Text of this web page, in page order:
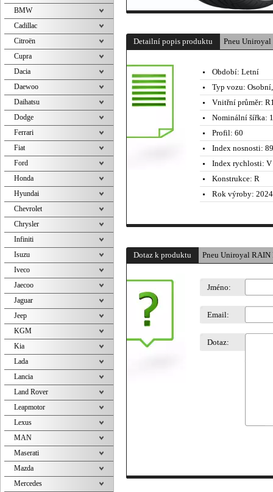
Detailní popis produktu Pneu
Období: Letní
Typ vozu:
Vnitřní průměr:
Nominální šířka:
Profil: 60
Index nosnosti:
Index rychlosti: V
Konstrukce: R
Rok výroby:
Dotaz k produktu Pneu Uniroyal
Jméno:
Email:
Dotaz:
BMW
Cadillac
Citroën
Cupra
Dacia
Daewoo
Daihatsu
Dodge
Ferrari
Fiat
Ford
Honda
Hyundai
Chevrolet
Chrysler
Infiniti
Isuzu
Iveco
Jaecoo
Jaguar
Jeep
KGM
Kia
Lada
Lancia
Land Rover
Leapmotor
Lexus
MAN
Maserati
Mazda
Mercedes